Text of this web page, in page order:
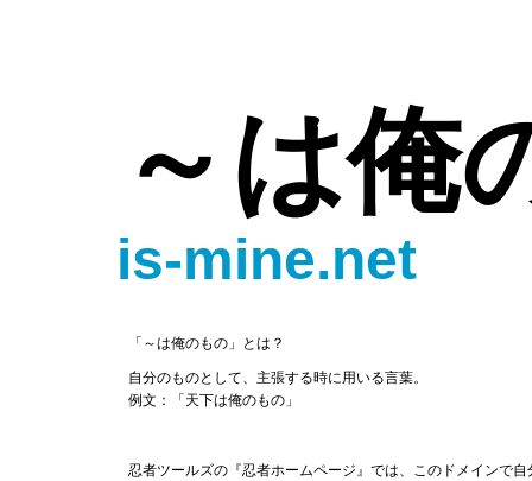
～は俺
is-mine.net
「～は俺のもの」とは？
自分のものとして、主張する時に用いる言葉。
例文：「天下は俺のもの」
忍者ツールズの『忍者ホームページ』では、このドメインで